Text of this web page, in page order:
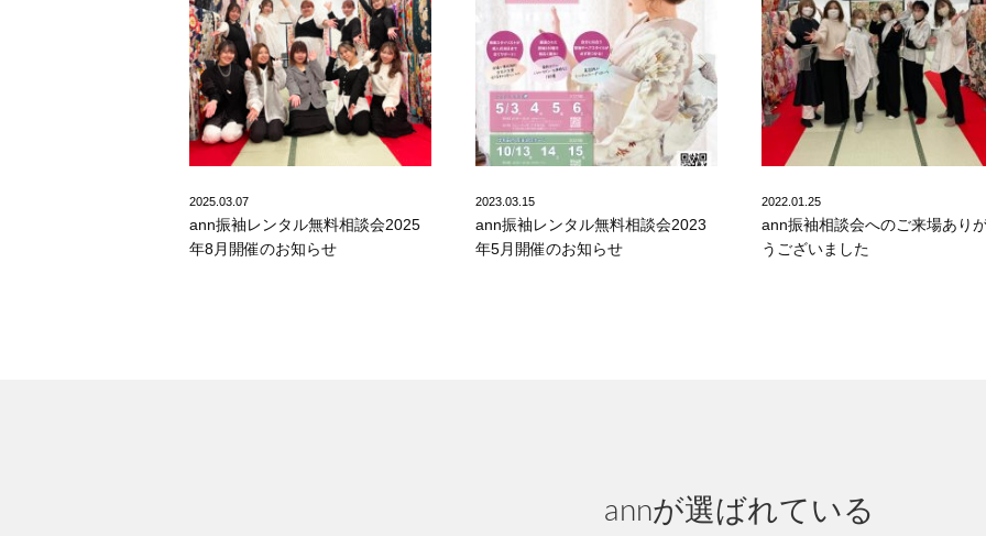
2025.03.07
ann振袖レンタル無料相談会2025
年8月開催のお知らせ
2023.03.15
ann振袖レンタル無料相談会2023
年5月開催のお知らせ
2022.01.25
ann振袖相談会へのご来場あり
うございました
annが選ばれている